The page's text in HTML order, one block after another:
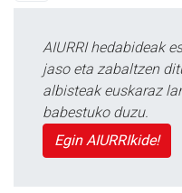
AIURRI hedabideak
jaso eta zabaltzen
albisteak euskaraz
babestuko duzu.
Egin AIURRIkide!